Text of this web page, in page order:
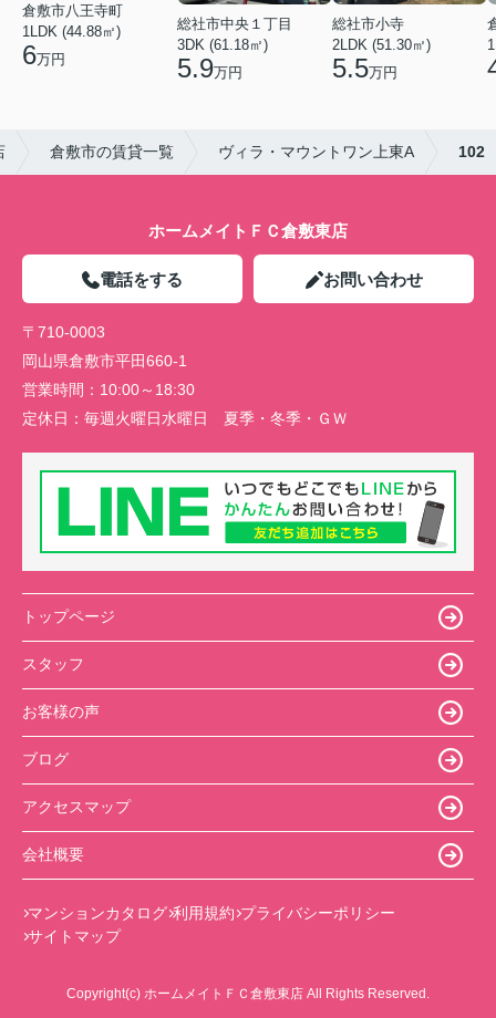
倉敷市八王寺町
1LDK (44.88㎡)
6万円
総社市中央１丁目
3DK (61.18㎡)
5.9万円
総社市小寺
2LDK (51.30㎡)
5.5万円
倉敷市の賃貸一覧 ヴィラ・マウントワン上東A 102
ホームメイトＦＣ倉敷東店
電話をする お問い合わせ
〒710-0003
岡山県倉敷市平田660-1
営業時間： 10:00～18:30
定休日： 毎週火曜日水曜日 夏季・冬季・ＧＷ
トップページ
スタッフ
お客様の声
ブログ
アクセスマップ
会社概要
マンションカタログ 利用規約 プライバシーポリシー
サイトマップ
Copyright(c) ホームメイトＦＣ倉敷東店 All Rights Reserved.